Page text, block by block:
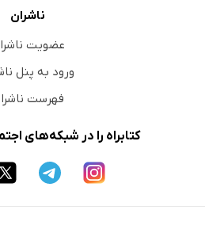
ناشران
عضویت
ورود به پنل
فهرست
کتابراه را در شبکه‌های